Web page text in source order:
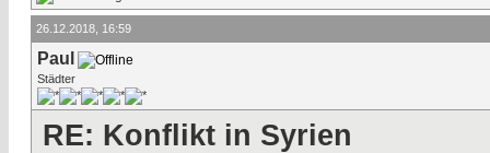
26.12.2018, 16:59
Paul
Städter
RE: Konflikt in Syrien